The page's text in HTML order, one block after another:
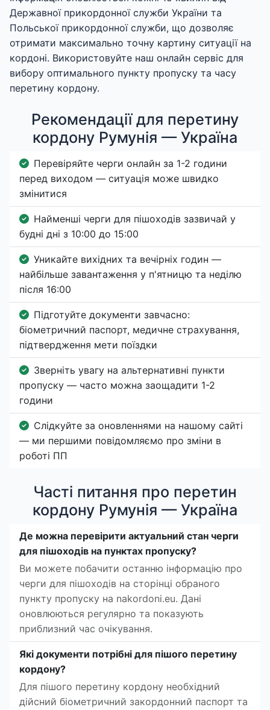
Державної прикордонної служби України та
Польської прикордонної служби, що дозволяє
отримати максимально точну картину ситуації на
кордоні. Використовуйте наш онлайн сервіс для
вибору оптимального пункту пропуску та часу
перетину кордону.
Рекомендації для перетину
кордону Румунія — Україна
Перевіряйте черги онлайн за 1-2 години
перед виходом — ситуація може швидко
змінитися
Найменші черги для пішоходів зазвичай у
будні дні з 10:00 до 15:00
Уникайте вихідних та вечірніх годин —
найбільше завантаження у п'ятницю та неділю
після 16:00
Підготуйте документи завчасно:
біометричний паспорт, медичне страхування,
підтвердження мети поїздки
Зверніть увагу на альтернативні пункти
пропуску — часто можна заощадити 1-2
години
Слідкуйте за оновленнями на нашому сайті
— ми першими повідомляємо про зміни в
роботі ПП
Часті питання про перетин
кордону Румунія — Україна
Де можна перевірити актуальний стан черги
для пішоходів на пунктах пропуску?
Ви можете побачити останню інформацію про
черги для пішоходів на сторінці обраного
пункту пропуску на nakordoni.eu. Дані
оновлюються регулярно та показують
приблизний час очікування.
Які документи потрібні для пішого перетину
кордону?
Для пішого перетину кордону необхідний
дійсний біометричний закордонний паспорт та